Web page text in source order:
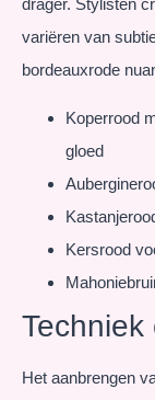
variëren van
bordeauxrode
Koperrood
gloed
Kersrood
Techniek
Het aanbrengen